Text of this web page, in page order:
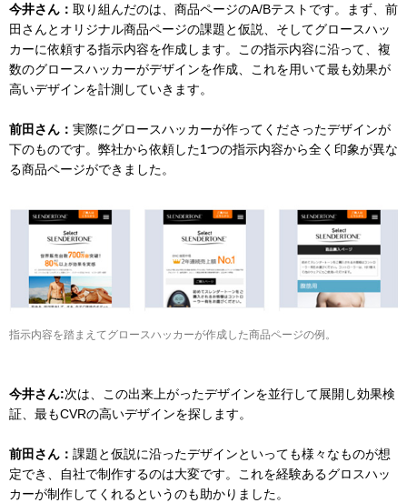
今井さん： 取り組んだのは、商品ページのA/Bテストです。まず、前
田さんとオリジナル商品ページの課題と仮説、そしてグロースハッ
カーに依頼する指示内容を作成します。この指示内容に沿って、複
数のグロースハッカーがデザインを作成、これを用いて最も効果が
高いデザインを計測していきます。
前田さん： 実際にグロースハッカーが作ってくださったデザインが
下のものです。弊社から依頼した1つの指示内容から全く印象が異な
る商品ページができました。
指示内容を踏まえてグロースハッカーが作成した商品ページの例。
今井さん:次は、この出来上がったデザインを並行して展開し効果検
証、最もCVRの高いデザインを探します。
前田さん： 課題と仮説に沿ったデザインといっても様々なものが想
定でき、自社で制作するのは大変です。これを経験あるグロスハッ
カーが制作してくれるというのも助かりました。